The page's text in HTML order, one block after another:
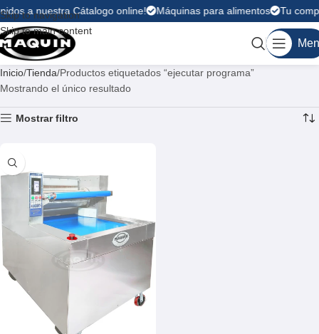
Skip to navigation
Skip to main content
a nuestra Cátalogo online! Máquinas para alimentos Tu
Inicio Tienda Productos etiquetados “ejecutar programa”
Mostrando el único resultado
Mostrar filtro